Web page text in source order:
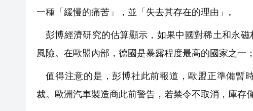
一種「緩慢的痛苦」，並「失去其存在的理由」。
彭博經濟研究的估算顯示，如果中國對稀土和永
風險。在歐盟內部，德國是暴露程度最高的國家之一
值得注意的是，彭博社此前報道，歐盟正準備暫
裁。歐洲汽車製造商此前警告，若禁令不取消，庫存